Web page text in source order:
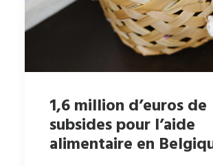
1,6 million d’euros de
subsides pour l’aide
alimentaire en